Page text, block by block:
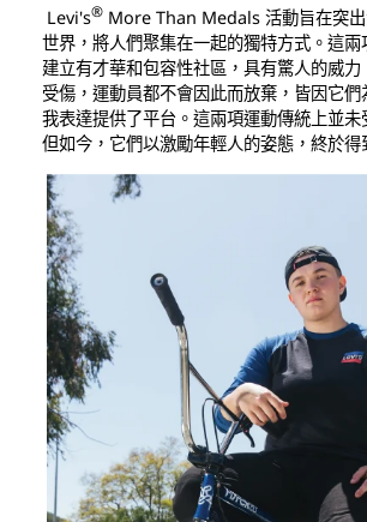
Levi's® More Than Medals 活動旨在突
世界，將人們聚集在一起的獨特方式。這兩
建立有才華和包容性社區，具有驚人的威
受傷，運動員都不會因此而放棄，皆因它
我表達提供了平台。這兩項運動傳統上並未
但如今，它們以激勵年輕人的姿態，終於得